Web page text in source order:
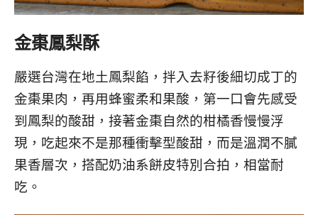
金棗鳳梨酥
嚴選台灣在地土鳳梨餡，拌入去籽後細切成丁的
金棗果肉，再用蜂蜜柔和果酸，第一口會先感受
到鳳梨的酸甜，接著金棗自然的柑橘香慢慢浮
現，吃起來不是那種衝擊型酸甜，而是溫潤不膩
果香層次，搭配奶油系餅皮特別合拍，相當耐
吃。